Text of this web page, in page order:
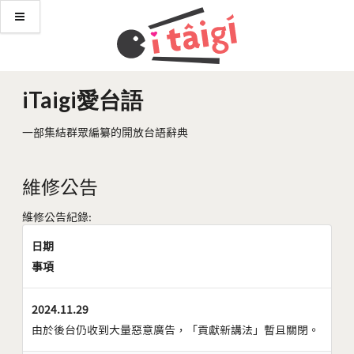
iTaigi愛台語
一部集結群眾編纂的開放台語辭典
維修公告
維修公告紀錄:
日期
事項
2024.11.29
由於後台仍收到大量惡意廣告，「貢獻新講法」暫且關閉。